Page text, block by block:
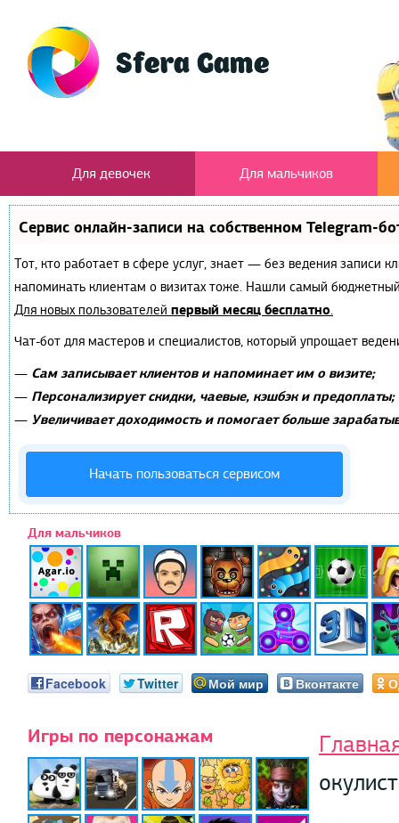
Для девочек Для мальчиков
Сервис онлайн-записи на собственном Telegram-
Тот, кто работает в сфере услуг, знает — без ведения записи
напоминать клиентам о визитах тоже. Нашли самый
Для новых пользователей первый месяц бесплатно.
Чат-бот для мастеров и специалистов, который упрощает
— Сам записывает клиентов и напоминает им о визите;
— Персонализирует скидки, чаевые, кэшбэк и предоплаты;
— Увеличивает доходимость и помогает больше
Начать пользоваться сервисом
Для мальчиков
Facebook Twitter Мой мир Вконтакте
Игры по персонажам